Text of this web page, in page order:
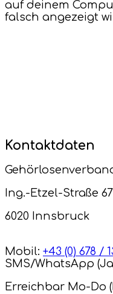
auf deinem
falsch angezeigt
Kontaktdaten
Ing.-Etzel-Straße 67
6020 Innsbruck
Mobil: +43 (0) 678 /
SMS/WhatsApp
Erreichbar Mo-Do